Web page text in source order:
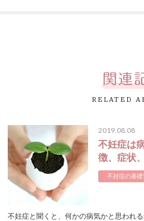
RELATED
2019.08.08
不妊症は
徴、症状
不妊症の基礎
不妊症と聞くと、何かの病気かと思われ